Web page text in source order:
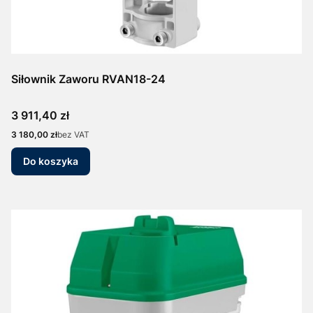
Siłownik Zaworu RVAN18-24
Cena
3 911,40 zł
Cena
3 180,00 złbez VAT
Do koszyka